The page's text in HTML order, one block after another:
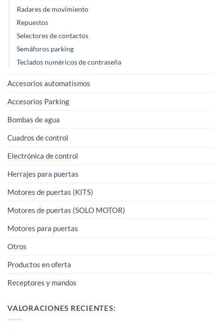
Radares de movimiento
Repuestos
Selectores de contactos
Semáforos parking
Teclados numéricos de contraseña
Accesorios automatismos
Accesorios Parking
Bombas de agua
Cuadros de control
Electrónica de control
Herrajes para puertas
Motores de puertas (KITS)
Motores de puertas (SOLO MOTOR)
Motores para puertas
Otros
Productos en oferta
Receptores y mandos
VALORACIONES RECIENTES: